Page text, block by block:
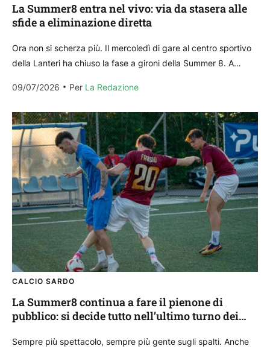
La Summer8 entra nel vivo: via da stasera alle
sfide a eliminazione diretta
Ora non si scherza più. Il mercoledì di gare al centro sportivo
della Lanteri ha chiuso la fase a gironi della Summer 8. A
09/07/2026
Per La Redazione
CALCIO SARDO
La Summer8 continua a fare il pienone di
pubblico: si decide tutto nell’ultimo turno dei
Sempre più spettacolo, sempre più gente sugli spalti. Anche